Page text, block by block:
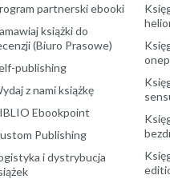
partnerski ebooki
książki do
(Biuro Prasowe)
publishing
z nami książkę
Ebookpoint
Publishing
i dystrybucja